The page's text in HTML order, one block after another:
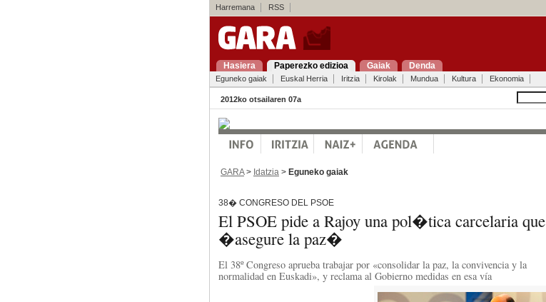
Harremana RSS
Hasiera Paperezko edizioa Gaiak Denda
Eguneko gaiak Euskal Herria Iritzia Kirolak Mundua Kultura Ekonomia
2012ko otsailaren 07a
GARA> Idatzia > Eguneko gaiak
38� CONGRESO DEL PSOE
El PSOE pide a Rajoy una pol�tica carcelaria que
�asegure la paz�
El 38º Congreso aprueba trabajar por «consolidar la paz, la convivencia y la
normalidad en Euskadi», y reclama al Gobierno medidas en esa vía